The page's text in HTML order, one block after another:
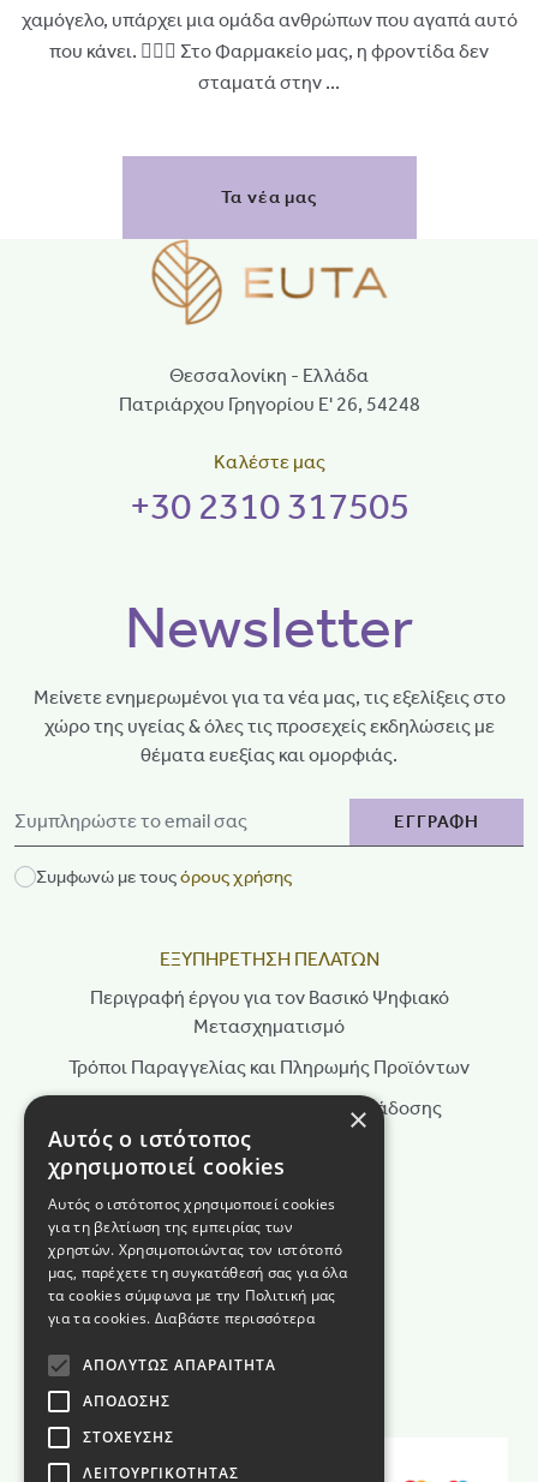
χαμόγελο, υπάρχει μια ομάδα ανθρώπων που αγαπά αυτό
που κάνει. 👩🏻‍⚕️ Στο Φαρμακείο μας, η φροντίδα δεν
σταματά στην ...
Τα νέα μας
Θεσσαλονίκη - Ελλάδα
Πατριάρχου Γρηγορίου Ε' 26, 54248
Καλέστε μας
+30 2310 317505
ΕΞΥΠΗΡΕΤΗΣΗ ΠΕΛΑΤΩΝ
Περιγραφή έργου για τον Βασικό Ψηφιακό
Μετασχηματισμό
Τρόποι Παραγγελίας και Πληρωμής Προϊόντων
Τρόποι Αποστολής & Χρόνοι Παράδοσης
Πολιτική Επιστροφών
Όροι Χρήσης
Πολιτική Απορρήτου
Πολιτική Cookies
Newsletter
Μείνετε ενημερωμένοι για τα νέα μας, τις εξελίξεις στο
χώρο της υγείας & όλες τις προσεχείς εκδηλώσεις με
θέματα ευεξίας και ομορφιάς.
ΕΓΓΡΑΦΗ
Συμφωνώ με τουςόρους χρήσης
×
Αυτός ο ιστότοπος
χρησιμοποιεί cookies
Αυτός ο ιστότοπος χρησιμοποιεί cookies
για τη βελτίωση της εμπειρίας των
χρηστών. Χρησιμοποιώντας τον ιστότοπό
μας, παρέχετε τη συγκατάθεσή σας για όλα
τα cookies σύμφωνα με την Πολιτική μας
για τα cookies. Διαβάστε περισσότερα
ΑΠΟΛΎΤΩΣ ΑΠΑΡΑΊΤΗΤΑ
ΑΠΌΔΟΣΗΣ
ΣΤΌΧΕΥΣΗΣ
ΛΕΙΤΟΥΡΓΙΚΌΤΗΤΑΣ